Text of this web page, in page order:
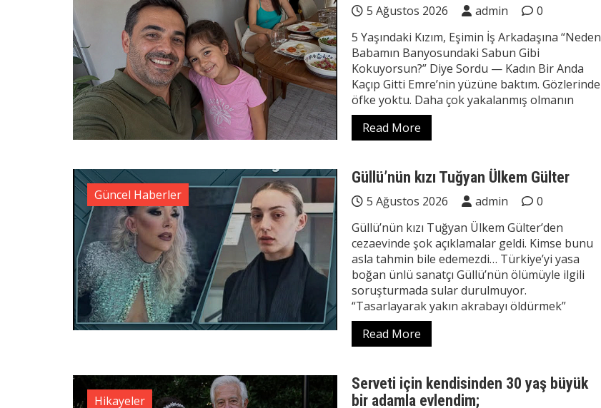
5 Ağustos 2026 admin
0
5 Yaşındaki Kızım, Eşimin İş Arkadaşına “Neden
Babamın Banyosundaki Sabun Gibi
Kokuyorsun?” Diye Sordu — Kadın Bir Anda
Kaçıp Gitti Emre’nin yüzüne baktım. Gözlerinde
öfke yoktu. Daha çok yakalanmış olmanın
Read More
Güncel Haberler
Güllü’nün kızı Tuğyan Ülkem Gülter
5 Ağustos 2026 admin
0
Güllü’nün kızı Tuğyan Ülkem Gülter’den
cezaevinde şok açıklamalar geldi. Kimse bunu
asla tahmin bile edemezdi… Türkiye’yi yasa
boğan ünlü sanatçı Güllü’nün ölümüyle ilgili
soruşturmada sular durulmuyor.
“Tasarlayarak yakın akrabayı öldürmek”
Read More
Hikayeler
Serveti için kendisinden 30 yaş büyük
bir adamla evlendim;